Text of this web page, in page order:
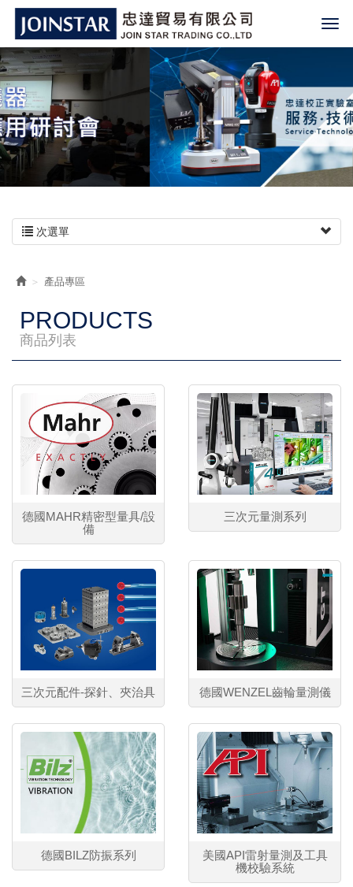
次選單
產品專區
PRODUCTS
商品列表
德國MAHR精密型量具/設
備
三次元量測系列
三次元配件-探針、夾治具 德國WENZEL齒輪量測儀
德國BILZ防振系列
美國API雷射量測及工具
機校驗系統